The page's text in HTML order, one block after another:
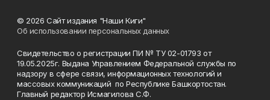
© 2026 Сайт издания "Наши Киги"
Об использовании персональных данных
Свидетельство о регистрации ПИ № ТУ 02-01793 от
19.05.2025г. Выдана Управлением Федеральной службы по
надзору в сфере связи, информационных технологий и
массовых коммуникаций по Республике Башкортостан.
Главный редактор Исмагилова С.Ф.